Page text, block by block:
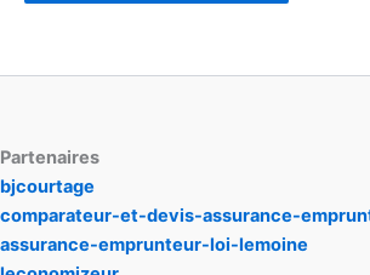
Partenaires
bjcourtage
comparateur-et-devis-assurance-
assurance-emprunteur-loi-lemoine